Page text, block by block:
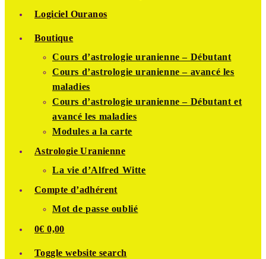
Logiciel Ouranos
Boutique
Cours d’astrologie uranienne – Débutant
Cours d’astrologie uranienne – avancé les
maladies
Cours d’astrologie uranienne – Débutant et
avancé les maladies
Modules a la carte
Astrologie Uranienne
La vie d’Alfred Witte
Compte d’adhérent
Mot de passe oublié
0€ 0,00
Toggle website search